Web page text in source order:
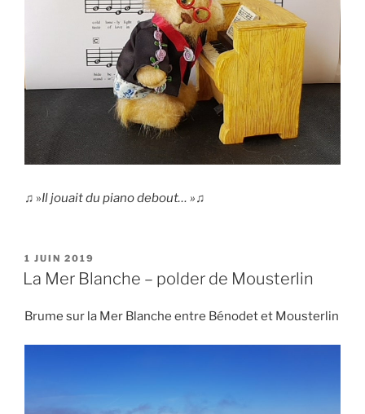
♫ »Il jouait du piano debout… »♫
PUBLIÉ
LE
1 JUIN 2019
La Mer Blanche – polder de Mousterlin
Brume sur la Mer Blanche entre Bénodet et Mousterlin